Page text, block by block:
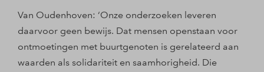
Van Oudenhoven: ‘Onze onderzoeken leveren
daarvoor geen bewijs. Dat mensen openstaan voor
ontmoetingen met buurtgenoten is gerelateerd aan
waarden als solidariteit en saamhorigheid. Die